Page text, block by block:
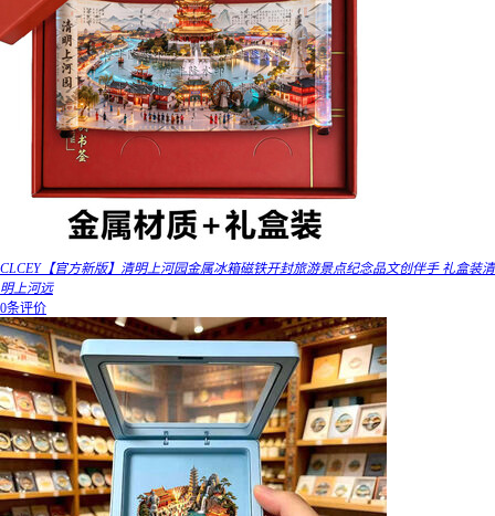
CLCEY【官方新版】清明上河园金属冰箱磁铁开封旅游景点纪念品文创伴手 礼盒装清
明上河远
0条评价